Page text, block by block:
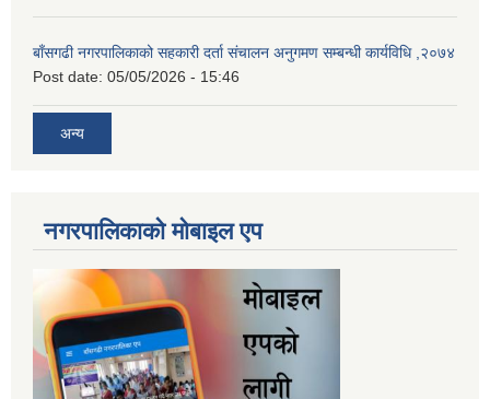
बाँसगढी नगरपालिकाको सहकारी दर्ता संचालन अनुगमण सम्बन्धी कार्यविधि ,२०७४
Post date: 05/05/2026 - 15:46
अन्य
नगरपालिकाकाे माेबाइल एप